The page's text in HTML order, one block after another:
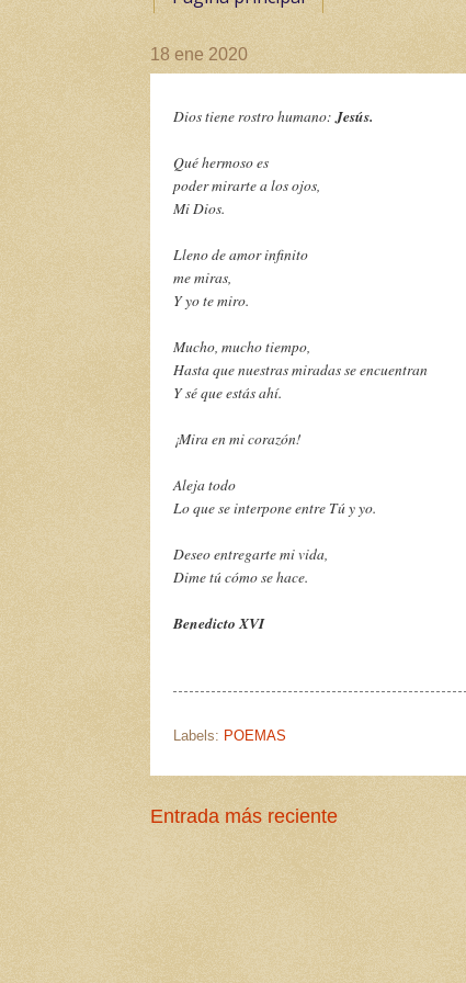
18 ene 2020
Dios tiene rostro humano:Jesús.
Qué hermoso es
poder mirarte a los ojos,
Mi Dios.
Lleno de amor infinito
me miras,
Y yo te miro.
Mucho, mucho tiempo,
Hasta que nuestras miradas se encuentran
Y sé que estás ahí.
¡Mira en mi corazón!
Aleja todo
Lo que se interpone entre Tú y yo.
Deseo entregarte mi vida,
Dime tú cómo se hace.
Benedicto XVI
Labels: POEMAS
Entrada más reciente